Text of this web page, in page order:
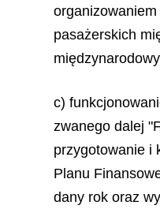
pasażerskich
c)
zwanego dalej
przygotowanie i
Planu
dany rok oraz